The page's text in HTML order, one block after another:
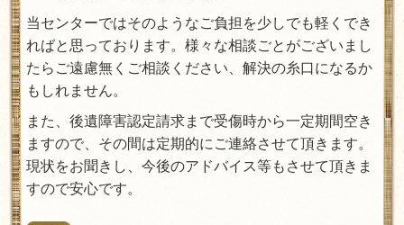
当センターではそのようなご負担を少しでも軽くでき
ればと思っております。様々な相談ごとがございまし
たらご遠慮無くご相談ください、解決の糸口になるか
もしれません。
また、後遺障害認定請求まで受傷時から一定期間空き
ますので、その間は定期的にご連絡させて頂きます。
現状をお聞きし、今後のアドバイス等もさせて頂きま
すので安心です。